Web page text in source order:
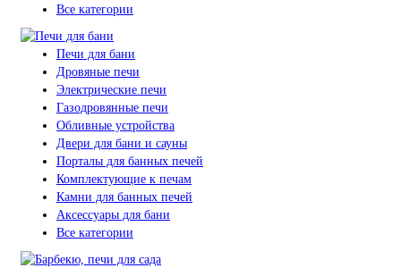
Все категории
Печи для бани
Дровяные печи
Электрические печи
Газодровянные печи
Обливные устройства
Двери для бани и сауны
Порталы для банных печей
Комплектующие к печам
Камни для банных печей
Аксессуары для бани
Все категории